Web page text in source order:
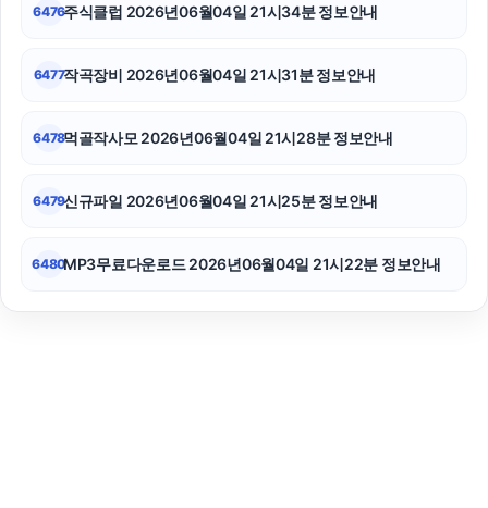
6476주식클럽 2026년06월04일 21시34분 정보안내
6477작곡장비 2026년06월04일 21시31분 정보안내
6478먹골작사모 2026년06월04일 21시28분 정보안내
6479신규파일 2026년06월04일 21시25분 정보안내
6480MP3무료다운로드 2026년06월04일 21시22분 정보안내